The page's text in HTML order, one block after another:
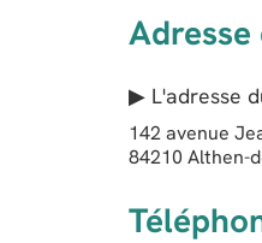
▶ L'adresse
142 avenue
84210 Althen-